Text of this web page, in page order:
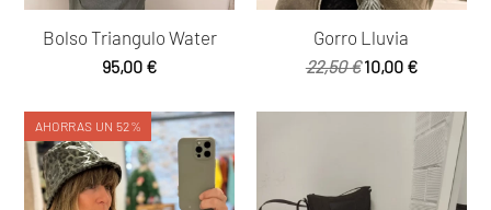
Bolso Triangulo Water
95,00 €
Gorro Lluvia
22,50€El
original
10,00 €El
actual
es:
10,00 €.
AHORRAS UN 52%